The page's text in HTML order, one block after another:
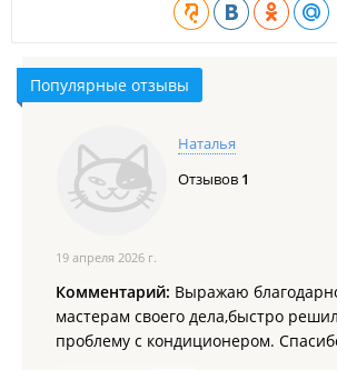
Популярные отзывы
Наталья
Отзывов 1
19 апреля 2026 г.
Комментарий: Выражаю
мастерам своего дела,быстро
проблему с кондиционером.